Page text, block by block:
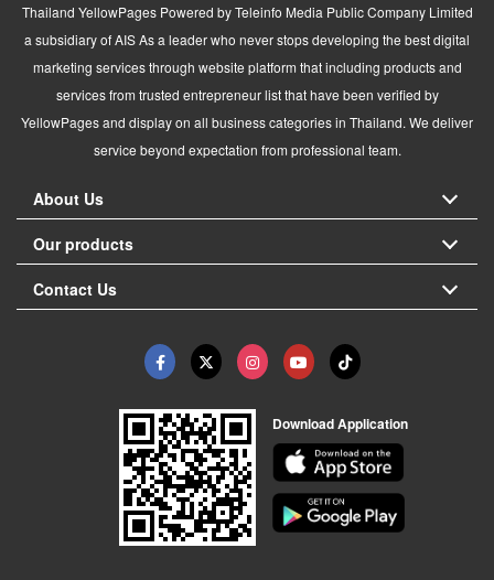
Thailand YellowPages Powered by Teleinfo Media Public Company Limited
a subsidiary of AIS As a leader who never stops developing the best digital
marketing services through website platform that including products and
services from trusted entrepreneur list that have been verified by
YellowPages and display on all business categories in Thailand. We deliver
service beyond expectation from professional team.
About Us
Our products
Contact Us
Download Application